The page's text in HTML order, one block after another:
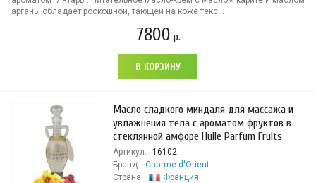
арганы обладает роскошной, тающей на коже текс...
7800 р.
В КОРЗИНУ
Масло сладкого миндаля для массажа и
увлажнения тела с ароматом фруктов в
стеклянной амфоре Huile Parfum Fruits
Артикул:
16102
Бренд:
Charme d'Orient
Страна:
Франция